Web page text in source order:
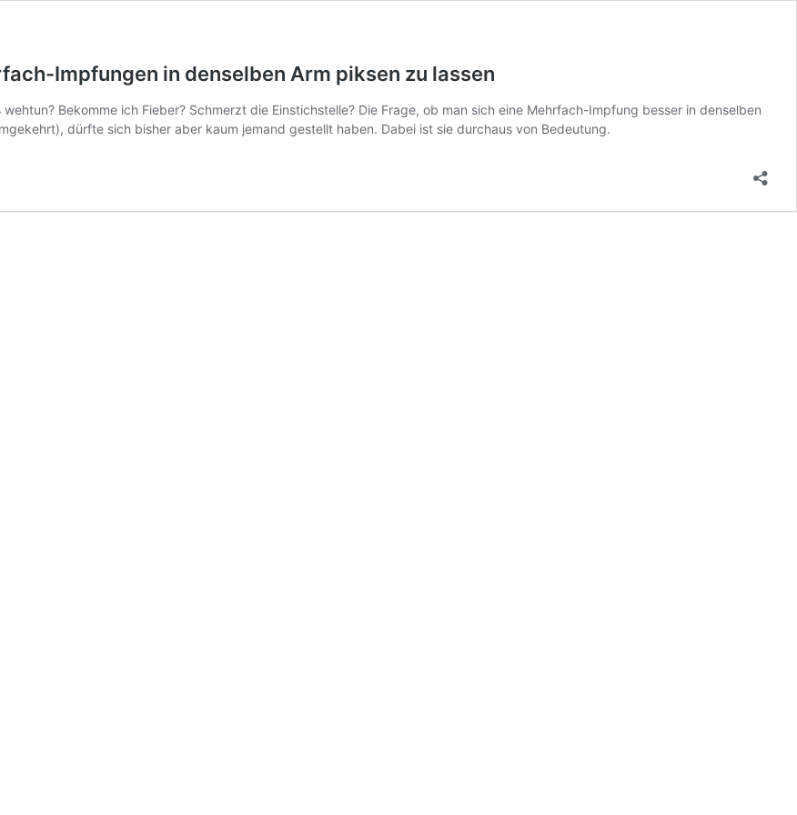
Impfungen in denselben Arm piksen zu lassen
Bekomme ich Fieber? Schmerzt die Einstichstelle? Die Frage, ob man sich eine Mehrfach-Impfung besser in denselben
dürfte sich bisher aber kaum jemand gestellt haben. Dabei ist sie durchaus von Bedeutung.